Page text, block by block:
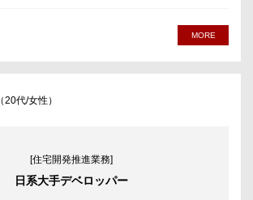
MORE
（20代/女性）
[住宅開発推進業務]
日系大手デベロッパー